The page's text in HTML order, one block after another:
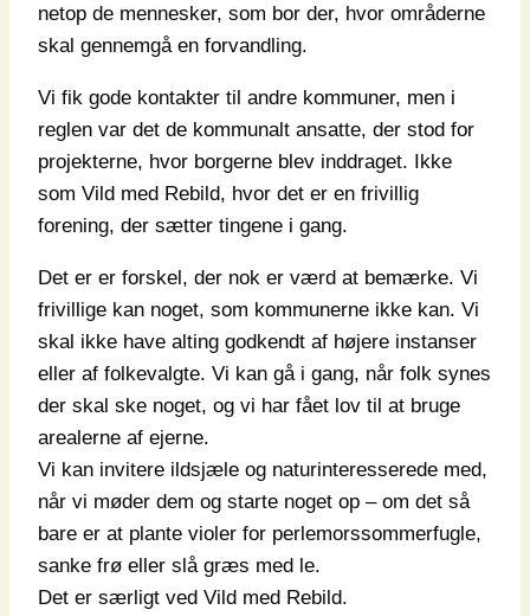
netop de mennesker, som bor der, hvor områderne
skal gennemgå en forvandling.
Vi fik gode kontakter til andre kommuner, men i
reglen var det de kommunalt ansatte, der stod for
projekterne, hvor borgerne blev inddraget. Ikke
som Vild med Rebild, hvor det er en frivillig
forening, der sætter tingene i gang.
Det er er forskel, der nok er værd at bemærke. Vi
frivillige kan noget, som kommunerne ikke kan. Vi
skal ikke have alting godkendt af højere instanser
eller af folkevalgte. Vi kan gå i gang, når folk synes
der skal ske noget, og vi har fået lov til at bruge
arealerne af ejerne.
Vi kan invitere ildsjæle og naturinteresserede med,
når vi møder dem og starte noget op – om det så
bare er at plante violer for perlemorssommerfugle,
sanke frø eller slå græs med le.
Det er særligt ved Vild med Rebild.